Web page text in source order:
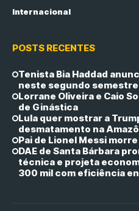
Internacional
POSTS RECENTES
Tenista Bia Haddad
neste segundo semestre
Lorrane Oliveira e Caio
de Ginástica
Lula quer mostrar a
desmatamento na
Pai de Lionel Messi
DAE de Santa Bárbara
técnica e projeta
300 mil com eficiência